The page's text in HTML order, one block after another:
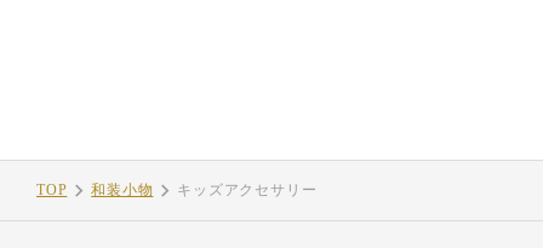
TOP 和装小物 キッズアクセサリー